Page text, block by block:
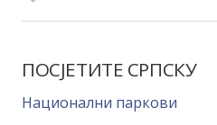
ПОСЈЕТИТЕ СРПСКУ
Национални паркови